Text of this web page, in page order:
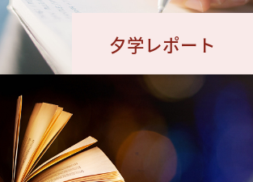
夕学レポート